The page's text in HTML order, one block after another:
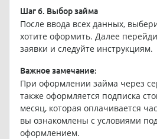
Шаг 6. Выбор займа
После ввода всех данных,
хотите оформить. Далее
заявки и следуйте инструкциям.
Важное замечание:
При оформлении займа через
также оформляется подписка
месяц, которая оплачивается
вы ознакомлены с условиями
оформлением.